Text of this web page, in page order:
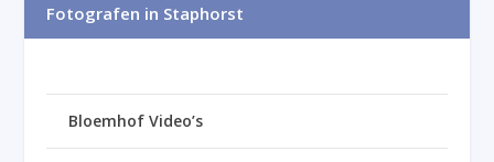
Fotografen in Staphorst
Bloemhof Video’s